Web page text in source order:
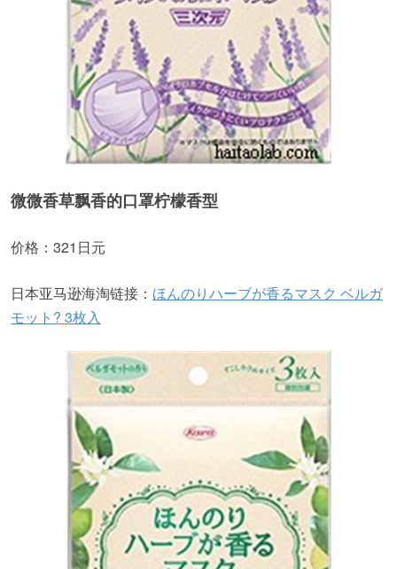
微微香草飘香的口罩柠檬香型
价格：321日元
日本亚马逊海淘链接： ほんのりハーブが香るマスク ベルガ
モット? 3枚入